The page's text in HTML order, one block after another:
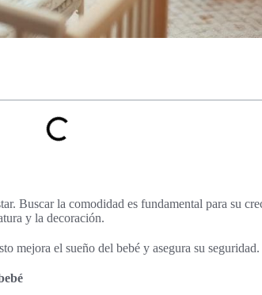
Buscar la comodidad es fundamental para su
y la decoración.
mejora el sueño del bebé y asegura su seguridad.